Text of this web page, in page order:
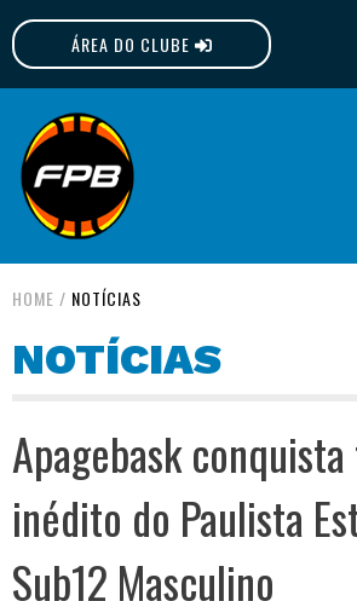
ÁREA DO CLUBE
FPB
HOME / NOTÍCIAS
NOTÍCIAS
Apagebask
inédito do Paulista
Sub12 Masculino